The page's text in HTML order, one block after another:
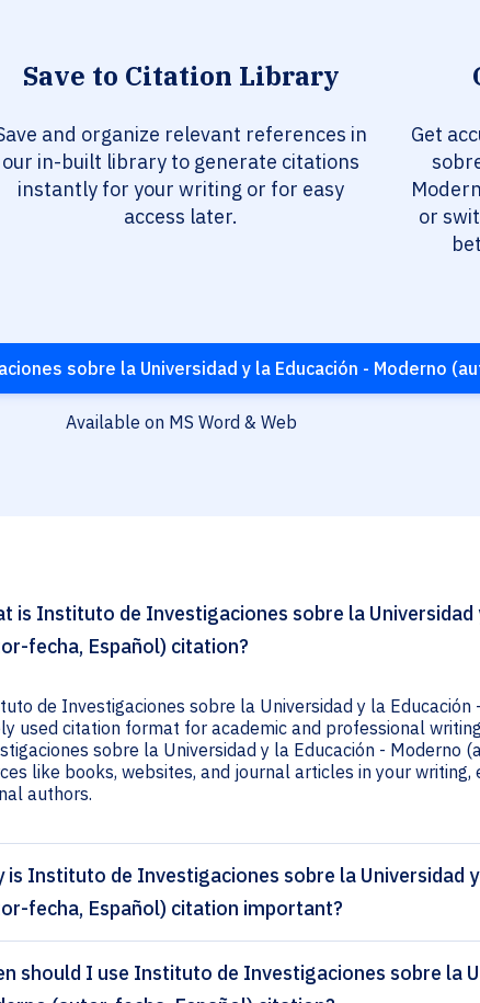
Save to Citation Library
and organize relevant references in
our in-built library to generate citations
instantly for your writing or for easy
access later.
Get
or
sobre la Universidad y la Educación - Moderno
Available on MS Word & Web
is Instituto de Investigaciones sobre la Universidad
fecha, Español) citation?
de Investigaciones sobre la Universidad y la
used citation format for academic and professional
sobre la Universidad y la Educación - Moderno
like books, websites, and journal articles in your
authors.
is Instituto de Investigaciones sobre la Universidad
fecha, Español) citation important?
should I use Instituto de Investigaciones sobre la